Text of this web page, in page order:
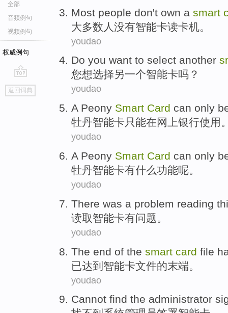
全部
音频例句
视频例句
权威例句
go
top
返回词典
Most people don't own a smart
大多数 人 没有智能卡读卡机。
youdao
Do you want to select another
您想选择另一个智能卡吗？
youdao
A Peony Smart Card can only
牡丹智能卡只能在网上银行使用
youdao
A Peony Smart Card can only
牡丹智能卡有什么功能呢。
youdao
There was a problem reading
读取智能卡有问题。
youdao
The end of the smart card file
已达到 智能卡文件的末端 。
youdao
Cannot find the administrator